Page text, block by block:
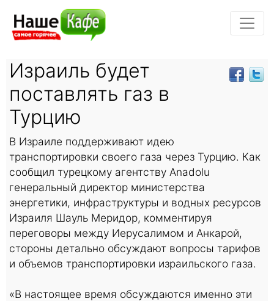
Израиль будет
поставлять газ в
Турцию
В Израиле поддерживают идею
транспортировки своего газа через Турцию. Как
сообщил турецкому агентству Anadolu
генеральный директор министерства
энергетики, инфраструктуры и водных ресурсов
Израиля Шауль Меридор, комментируя
переговоры между Иерусалимом и Анкарой,
стороны детально обсуждают вопросы тарифов
и объемов транспортировки израильского газа.
«В настоящее время обсуждаются именно эти